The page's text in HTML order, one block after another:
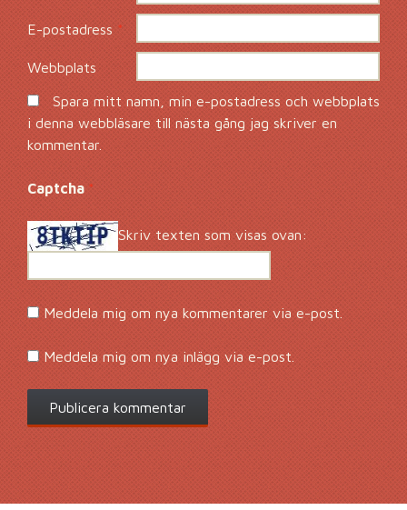
E-postadress*
Webbplats
Spara mitt namn, min e-postadress och webbplats
i denna webbläsare till nästa gång jag skriver en
kommentar.
Captcha *
Skriv texten som visas ovan:
Meddela mig om nya kommentarer via e-post.
Meddela mig om nya inlägg via e-post.